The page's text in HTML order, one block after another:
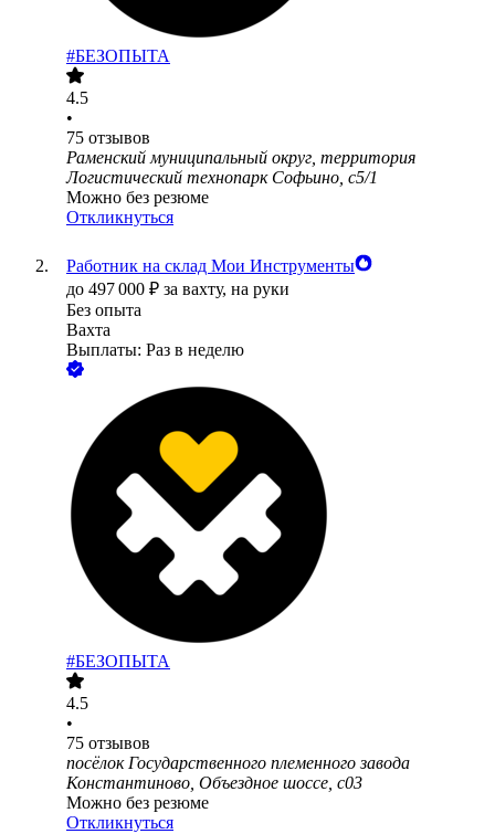
#БЕЗОПЫТА
4.5
•
75 отзывов
Раменский муниципальный округ, территория
Логистический технопарк Софьино, с5/1
Можно без резюме
Откликнуться
Работник на склад Мои Инструменты
до 497 000 ₽ за вахту, на руки
Без опыта
Вахта
Выплаты: Раз в неделю
#БЕЗОПЫТА
4.5
•
75 отзывов
посёлок Государственного племенного завода
Константиново, Объездное шоссе, с03
Можно без резюме
Откликнуться